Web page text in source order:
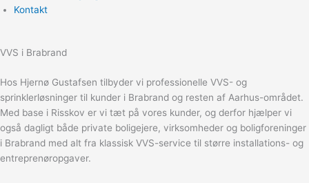
Kontakt
VVS i Brabrand
Hos Hjernø Gustafsen tilbyder vi professionelle VVS- og
sprinklerløsninger til kunder i Brabrand og resten af Aarhus-området.
Med base i Risskov er vi tæt på vores kunder, og derfor hjælper vi
også dagligt både private boligejere, virksomheder og boligforeninger
i Brabrand med alt fra klassisk VVS-service til større installations- og
entreprenøropgaver.